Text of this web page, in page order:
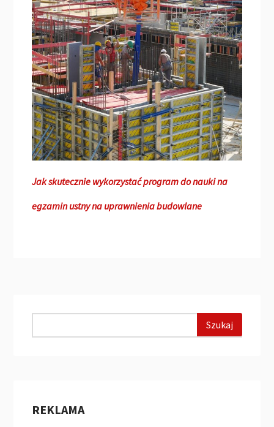
Jak skutecznie wykorzystać program do nauki na
egzamin ustny na uprawnienia budowlane
REKLAMA